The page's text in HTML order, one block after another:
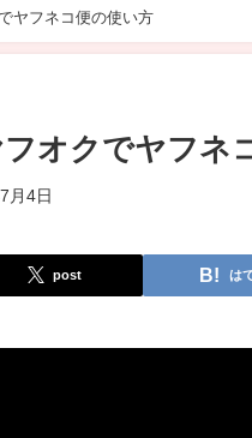
ヤフネコ便の使い方
フオクでヤフネ
月4日
post は